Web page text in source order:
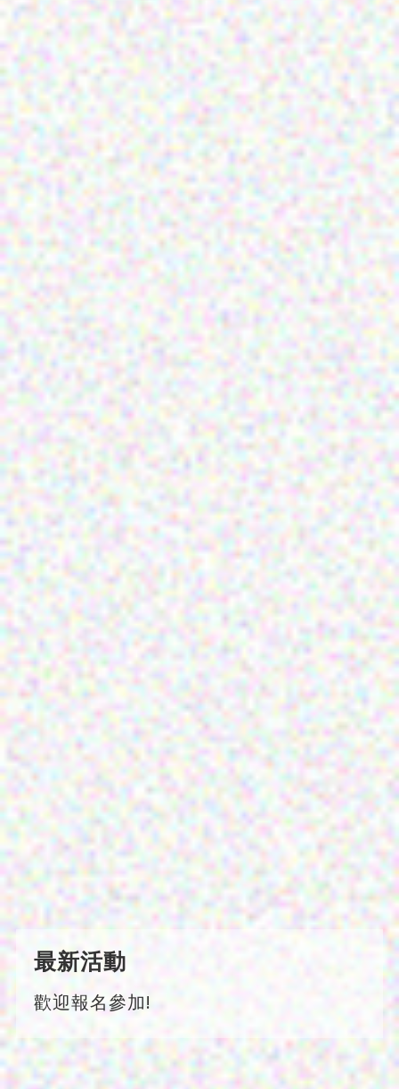
最新活動
歡迎報名參加!